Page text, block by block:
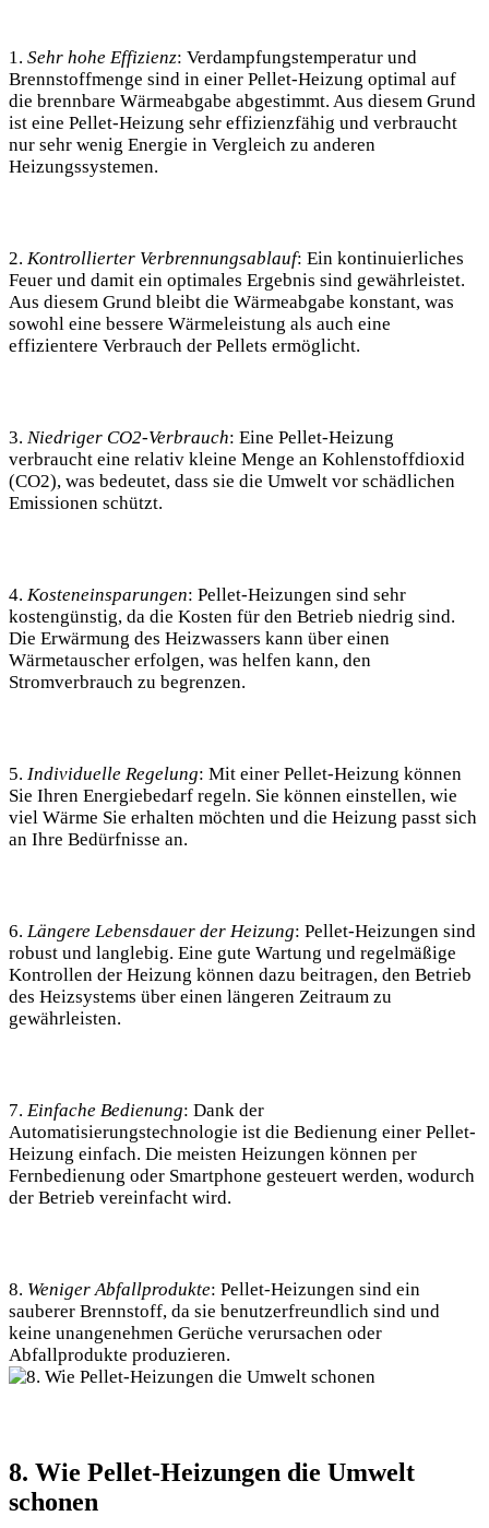
1. Sehr hohe Effizienz: Verdampfungstemperatur und
Brennstoffmenge sind in einer Pellet-Heizung optimal auf
die brennbare Wärmeabgabe abgestimmt. Aus diesem Grund
ist eine Pellet-Heizung sehr effizienzfähig und verbraucht
nur sehr wenig Energie in Vergleich zu anderen
Heizungssystemen.
2. Kontrollierter Verbrennungsablauf: Ein kontinuierliches
Feuer und damit ein optimales Ergebnis sind gewährleistet.
Aus diesem Grund bleibt die Wärmeabgabe konstant, was
sowohl eine bessere Wärmeleistung als auch eine
effizientere Verbrauch der Pellets ermöglicht.
3. Niedriger CO2-Verbrauch: Eine Pellet-Heizung
verbraucht eine relativ kleine Menge an Kohlenstoffdioxid
(CO2), was bedeutet, dass sie die Umwelt vor schädlichen
Emissionen schützt.
4. Kosteneinsparungen: Pellet-Heizungen sind sehr
kostengünstig, da die Kosten für den Betrieb niedrig sind.
Die Erwärmung des Heizwassers kann über einen
Wärmetauscher erfolgen, was helfen kann, den
Stromverbrauch zu begrenzen.
5. Individuelle Regelung: Mit einer Pellet-Heizung können
Sie Ihren Energiebedarf regeln. Sie können einstellen, wie
viel Wärme Sie erhalten möchten und die Heizung passt sich
an Ihre Bedürfnisse an.
6. Längere Lebensdauer der Heizung: Pellet-Heizungen sind
robust und langlebig. Eine gute Wartung und regelmäßige
Kontrollen der Heizung können dazu beitragen, den Betrieb
des Heizsystems über einen längeren Zeitraum zu
gewährleisten.
7. Einfache Bedienung: Dank der
Automatisierungstechnologie ist die Bedienung einer Pellet-
Heizung einfach. Die meisten Heizungen können per
Fernbedienung oder Smartphone gesteuert werden, wodurch
der Betrieb vereinfacht wird.
8. Weniger Abfallprodukte: Pellet-Heizungen sind ein
sauberer Brennstoff, da sie benutzerfreundlich sind und
keine unangenehmen Gerüche verursachen oder
Abfallprodukte produzieren.
8. Wie Pellet-Heizungen die Umwelt
schonen